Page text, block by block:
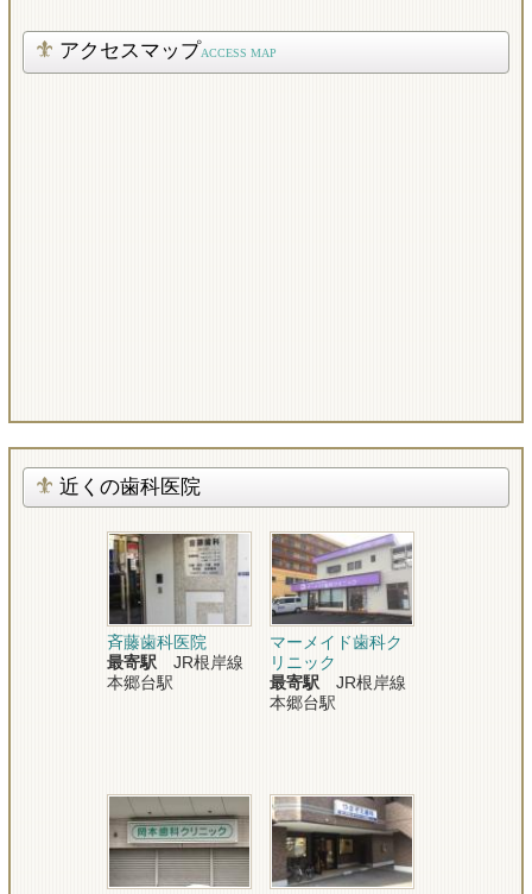
アクセスマップACCESS MAP
近くの歯科医院
斉藤歯科医院
最寄駅 JR根岸線
本郷台駅
マーメイド歯科ク
リニック
最寄駅 JR根岸線
本郷台駅